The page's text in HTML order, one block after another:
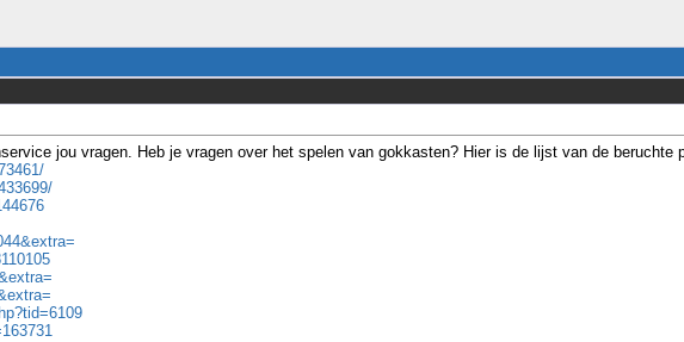
jou vragen. Heb je vragen over het spelen van gokkasten? Hier is de lijst van de beruchte